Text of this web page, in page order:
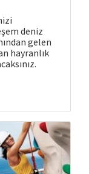
deniz
gelen
hayranlık